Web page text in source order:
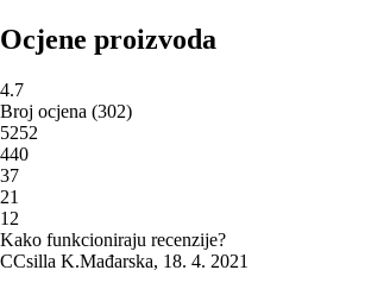
Ocjene proizvoda
4.7
Broj ocjena (302)
5252
440
37
21
1 2
Kako funkcioniraju recenzije?
CCsilla K.Mađarska, 18. 4. 2021